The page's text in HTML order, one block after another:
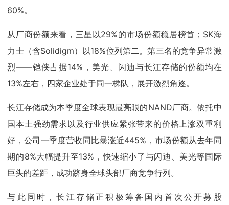
60%。
从厂商份额来看，三星以29%的市场份额稳居榜首；SK海
力士（含Solidigm）以18%位列第二。第三名的竞争异常激
烈——铠侠占据14%，美光、闪迪与长江存储的份额均在
13%左右，四家企业处于同一梯队，展开激烈角逐。
长江存储成为本季度全球表现最亮眼的NAND厂商。依托中
国本土强劲需求以及行业供应紧张带来的价格上涨双重利
好，公司一季度营收同比暴涨近445%，市场份额从去年同
期的8%大幅提升至13%，快速缩小了与闪迪、美光等国际
巨头的差距，成功跻身全球头部厂商竞争行列。
与此同时，长江存储正积极筹备国内首次公开募股